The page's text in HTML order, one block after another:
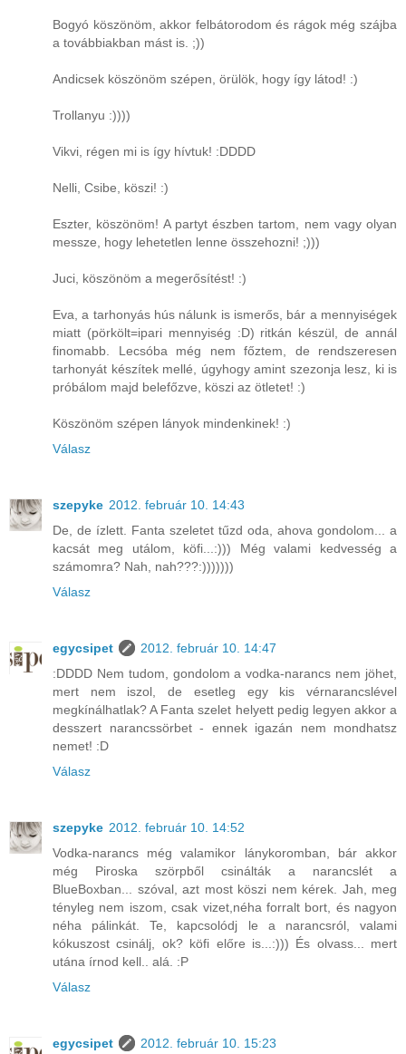
Bogyó köszönöm, akkor felbátorodom és rágok még szájba
a továbbiakban mást is. ;))
Andicsek köszönöm szépen, örülök, hogy így látod! :)
Trollanyu :))))
Vikvi, régen mi is így hívtuk! :DDDD
Nelli, Csibe, köszi! :)
Eszter, köszönöm! A partyt észben tartom, nem vagy olyan
messze, hogy lehetetlen lenne összehozni! ;)))
Juci, köszönöm a megerősítést! :)
Eva, a tarhonyás hús nálunk is ismerős, bár a mennyiségek
miatt (pörkölt=ipari mennyiség :D) ritkán készül, de annál
finomabb. Lecsóba még nem főztem, de rendszeresen
tarhonyát készítek mellé, úgyhogy amint szezonja lesz, ki is
próbálom majd belefőzve, köszi az ötletet! :)
Köszönöm szépen lányok mindenkinek! :)
Válasz
szepyke 2012. február 10. 14:43
De, de ízlett. Fanta szeletet tűzd oda, ahova gondolom... a
kacsát meg utálom, köfi...:))) Még valami kedvesség a
számomra? Nah, nah???:)))))))
Válasz
egycsipet
2012. február 10. 14:47
:DDDD Nem tudom, gondolom a vodka-narancs nem jöhet,
mert nem iszol, de esetleg egy kis vérnarancslével
megkínálhatlak? A Fanta szelet helyett pedig legyen akkor a
desszert narancssörbet - ennek igazán nem mondhatsz
nemet! :D
Válasz
szepyke 2012. február 10. 14:52
Vodka-narancs még valamikor lánykoromban, bár akkor
még Piroska szörpből csinálták a narancslét a
BlueBoxban... szóval, azt most köszi nem kérek. Jah, meg
tényleg nem iszom, csak vizet,néha forralt bort, és nagyon
néha pálinkát. Te, kapcsolódj le a narancsról, valami
kókuszost csinálj, ok? köfi előre is...:))) És olvass... mert
utána írnod kell.. alá. :P
Válasz
egycsipet
2012. február 10. 15:23